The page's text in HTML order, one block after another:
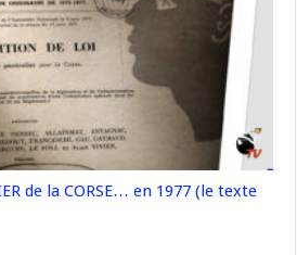
de la CORSE… en 1977 (le texte